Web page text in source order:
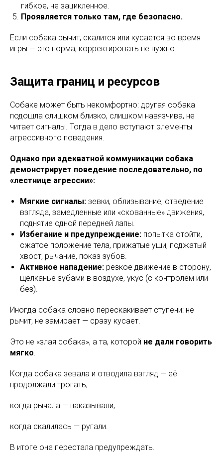
гибкое, не зацикленное.
Проявляется только там, где безопасно.
Если собака рычит, скалится или кусается во время
игры — это норма, корректировать не нужно.
Защита границ и ресурсов
Собаке может быть некомфортно: другая собака
подошла слишком близко, слишком навязчива, не
читает сигналы. Тогда в дело вступают элементы
агрессивного поведения.
Однако при адекватной коммуникации собака
демонстрирует поведение последовательно, по
«лестнице агрессии»:
Мягкие сигналы: зевки, облизывание, отведение
взгляда, замедленные или «скованные» движения,
поднятие одной передней лапы.
Избегание и предупреждение: попытка отойти,
сжатое положение тела, прижатые уши, поджатый
хвост, рычание, показ зубов.
Активное нападение: резкое движение в сторону,
щёлканье зубами в воздухе, укус (с контролем или
без).
Иногда собака словно перескакивает ступени: не
рычит, не замирает — сразу кусает.
Это не «злая собака», а та, которой не дали говорить
мягко.
Когда собака зевала и отводила взгляд — её
продолжали трогать,
когда рычала — наказывали,
когда скалилась — ругали.
В итоге она перестала предупреждать.